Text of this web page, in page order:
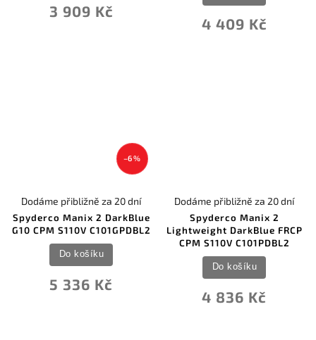
3 909 Kč
4 409 Kč
–6 %
Spyderco Manix 2 DarkBlue
G10 CPM S110V C101GPDBL2
Dodáme přibližně za 20 dní
5 336 Kč
Do košíku
Spyderco Manix 2
Lightweight DarkBlue FRCP
CPM S110V C101PDBL2
Dodáme přibližně za 20 dní
4 836 Kč
Do košíku